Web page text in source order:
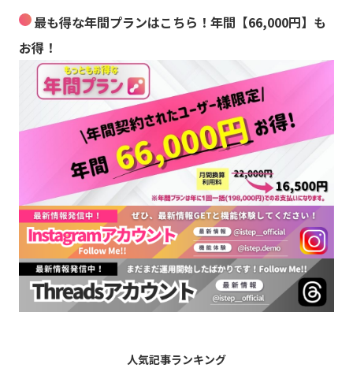
最も得な年間プランはこちら！年間【66,000円】も
お得！
人気記事ランキング